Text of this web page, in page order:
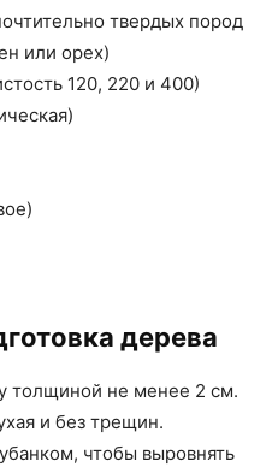
твердых пород
или орех)
120, 220 и 400)
дерева
толщиной не менее 2 см.
и без трещин.
чтобы выровнять